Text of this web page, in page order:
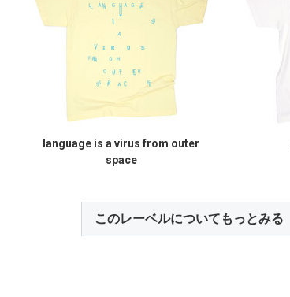
language is a virus from outer
space
このレーベルについてもっとみる